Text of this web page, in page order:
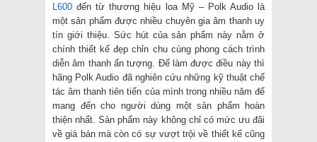
L600 đến từ thương hiệu loa Mỹ – Polk Audio là
một sản phẩm được nhiều chuyên gia âm thanh uy
tín giới thiệu. Sức hút của sản phẩm này nằm ở
chính thiết kế đẹp chỉn chu cùng phong cách trình
diễn âm thanh ấn tượng. Để làm được điều này thì
hãng Polk Audio đã nghiên cứu những kỹ thuật chế
tác âm thanh tiên tiến của mình trong nhiều năm để
mang đến cho người dùng một sản phẩm hoàn
thiện nhất. Sản phẩm này không chỉ có mức ưu đãi
về giá bán mà còn có sự vượt trội về thiết kế cũng